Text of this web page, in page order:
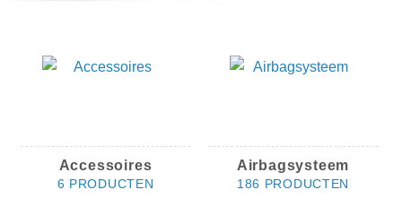
Accessoires
6 PRODUCTEN
Airbagsysteem
186 PRODUCTEN